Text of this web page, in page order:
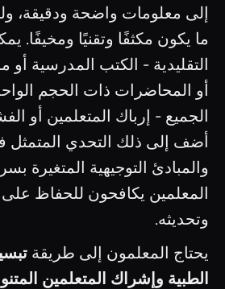
إلى معلومات واضحة ودقيقة،
ما يكون مكثفًا وتقنيًا ومخيفًا.
التقليدية - الكتب المدرسية
أو المحاضرات ذات الحجم
الجميع - إرباك المتعلمين أو
أضف إلى ذلك التحدي المتمثل
والمبادئ التوجيهية المتغيرة
المعلمين يكافحون للحفاظ
وتحديثه.
يحتاج المعلمون إلى طريقة
الطبية وإشراك المتعلمين